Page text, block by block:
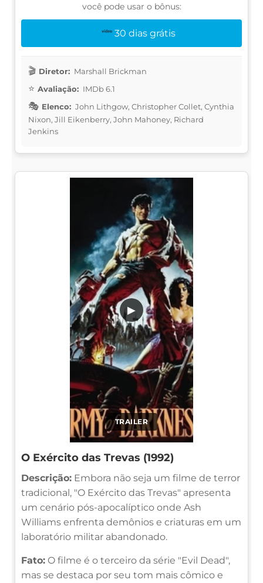
você pode usar o bônus:
30 dias grátis
Diretor: Marshall Brickman
Avaliação: IMDb 6.1
Elenco: John Lithgow, Christopher Collet, Cynthia
Nixon, Jill Eikenberry, John Mahoney, Richard
Jenkins
TRAILER
▶
O Exército das Trevas (1992)
Descrição: Embora não seja um filme de terror
tradicional, "O Exército das Trevas" apresenta
um cenário pós-apocalíptico onde Ash
Williams enfrenta demônios e criaturas em um
laboratório militar abandonado.
Fato: O filme é o terceiro da série "Evil Dead",
mas se destaca por seu tom mais cômico e